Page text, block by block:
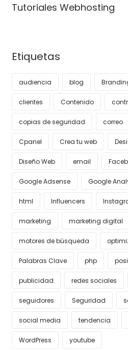
Tutoriales Webhosting
Etiquetas
audiencia blog
clientes Contenido
copias de seguridad correo
Cpanel Crea tu web
Diseño Web email
Google Adsense Google
html Influencers
marketing marketing digital
motores de búsqueda
Palabras Clave php
publicidad redes sociales
seguidores Seguridad
social media tendencia
WordPress youtube